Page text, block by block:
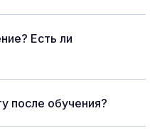
Есть ли
после обучения?